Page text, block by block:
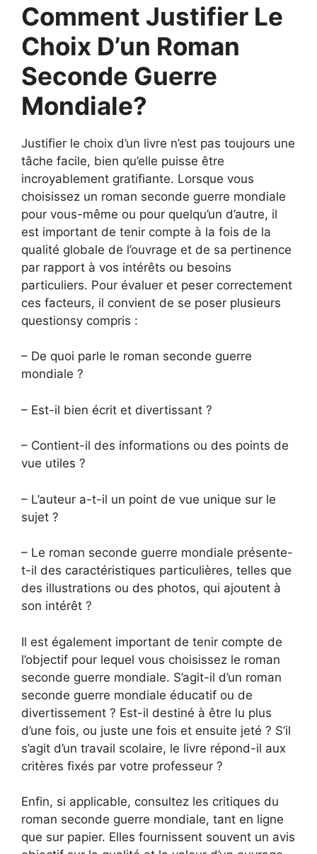
Comment Justifier Le
Choix D’un Roman
Seconde Guerre
Mondiale?
Justifier le choix d’un livre n’est pas toujours une
tâche facile, bien qu’elle puisse être
incroyablement gratifiante. Lorsque vous
choisissez un roman seconde guerre mondiale
pour vous-même ou pour quelqu’un d’autre, il
est important de tenir compte à la fois de la
qualité globale de l’ouvrage et de sa pertinence
par rapport à vos intérêts ou besoins
particuliers. Pour évaluer et peser correctement
ces facteurs, il convient de se poser plusieurs
questionsy compris :
– De quoi parle le roman seconde guerre
mondiale ?
– Est-il bien écrit et divertissant ?
– Contient-il des informations ou des points de
vue utiles ?
– L’auteur a-t-il un point de vue unique sur le
sujet ?
– Le roman seconde guerre mondiale présente-
t-il des caractéristiques particulières, telles que
des illustrations ou des photos, qui ajoutent à
son intérêt ?
Il est également important de tenir compte de
l’objectif pour lequel vous choisissez le roman
seconde guerre mondiale. S’agit-il d’un roman
seconde guerre mondiale éducatif ou de
divertissement ? Est-il destiné à être lu plus
d’une fois, ou juste une fois et ensuite jeté ? S’il
s’agit d’un travail scolaire, le livre répond-il aux
critères fixés par votre professeur ?
Enfin, si applicable, consultez les critiques du
roman seconde guerre mondiale, tant en ligne
que sur papier. Elles fournissent souvent un avis